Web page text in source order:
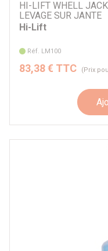
HI-LIFT WHELL
LEVAGE SUR JANTE
Hi-Lift
Réf. LM100
83,38 € TTC (Prix